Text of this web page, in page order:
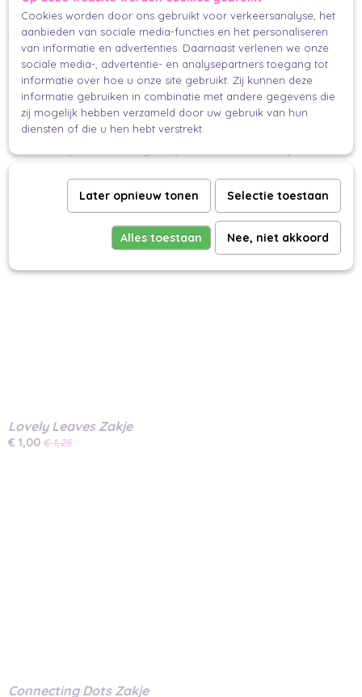
inpakmeesterwerk.
Aantal en Duurzaamheid:
Per 5 stuks in elke set en gemaakt van FSC-gecertificeerd papier.
Dubbelzijdig bedrukt met watergedragen inkten voor een
milieuvriendelijke touch.
Easy Peasy Inpakken:
Transformeer jouw geschenken met de charme van deze zakjes en maak
inpakken tot een kunst!
Ook interessant
Lovely Leaves Zakje
€ 1,00€ 1,25
Connecting Dots Zakje
Cookies worden door ons gebruikt voor verkeersanalyse, het
aanbieden van sociale media-functies en het personaliseren
van informatie en advertenties. Daarnaast verlenen we onze
sociale media-, advertentie- en analysepartners toegang tot
informatie over hoe u onze site gebruikt. Zij kunnen deze
informatie gebruiken in combinatie met andere gegevens die
zij mogelijk hebben verzameld door uw gebruik van hun
diensten of die u hen hebt verstrekt.
Later opnieuw tonen Selectie toestaan
Alles toestaan Nee, niet akkoord